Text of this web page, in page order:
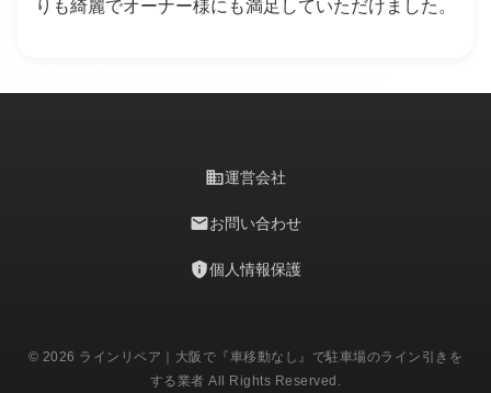
りも綺麗でオーナー様にも満足していただけました。
business運営会社
mailお問い合わせ
privacy_tip個人情報保護
© 2026 ラインリペア｜大阪で『車移動なし』で駐車場のライン引きを
する業者 All Rights Reserved.